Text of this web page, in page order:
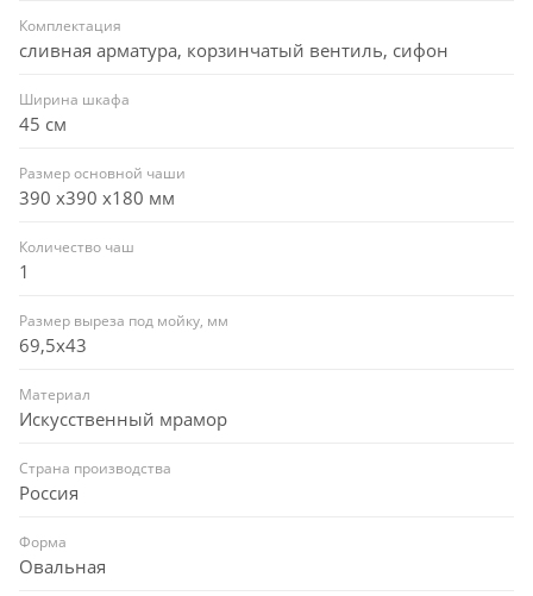
Комплектация
сливная арматура, корзинчатый вентиль, сифон
Ширина шкафа
45 см
Размер основной чаши
390 х390 х180 мм
Количество чаш
1
Размер выреза под мойку, мм
69,5x43
Материал
Искусственный мрамор
Страна производства
Россия
Форма
Овальная